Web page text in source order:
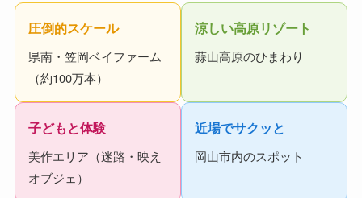
圧倒的スケール
県南・笠岡ベイファーム
（約100万本）
涼しい高原リゾート
蒜山高原のひまわり
子どもと体験
美作エリア（迷路・映え
オブジェ）
近場でサクッと
岡山市内のスポット